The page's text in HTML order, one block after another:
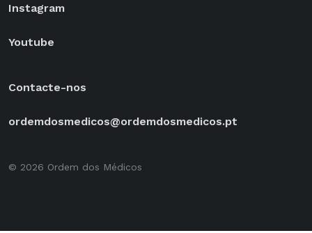
Instagram
Youtube
Contacte-nos
ordemdosmedicos@ordemdosmedicos.pt
© 2026 Ordem dos Médicos